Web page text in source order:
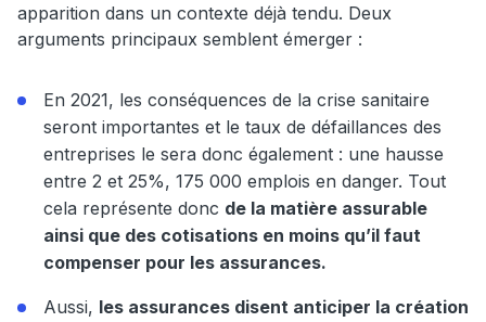
apparition dans un contexte déjà tendu. Deux
arguments principaux semblent émerger :
En 2021, les conséquences de la crise sanitaire
seront importantes et le taux de défaillances des
entreprises le sera donc également : une hausse
entre 2 et 25%, 175 000 emplois en danger. Tout
cela représente donc de la matière assurable
ainsi que des cotisations en moins qu’il faut
compenser pour les assurances.
Aussi, les assurances disent anticiper la création